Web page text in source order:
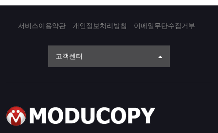
서비스이용약관 개인정보처리방침 이메일무단수집거부
고객센터